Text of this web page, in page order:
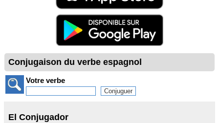
Conjugaison du verbe espagnol
Votre verbe
El Conjugador